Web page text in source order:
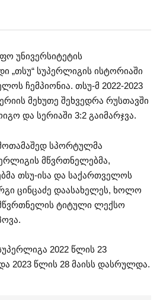
უნივერსიტეტის
„თსუ“ სუპერლიგის ისტორიაში
ჩემპიონია. თსუ-მ 2022-2023
მეხუთე შეხვედრა რუსთავში
და სერიაში 3:2 გაიმარჯვა.
სპორტულმა
მწვრთნელებმა,
თსუ-ისა და საქართველოს
ცინცაძე დაასახელეს, ხოლო
ტიტული ლექსო
2022 წლის 23
2023 წლის 28 მაისს დასრულდა.